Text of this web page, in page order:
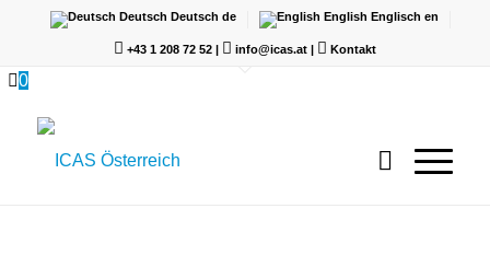
Deutsch Deutsch de English Englisch en
+43 1 208 72 52| info@icas.at| Kontakt
0